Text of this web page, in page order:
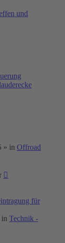
und
» in Offroad
für
in Technik -